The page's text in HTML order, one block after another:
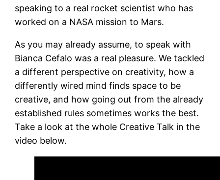
speaking to a real rocket scientist who has
worked on a NASA mission to Mars.
As you may already assume, to speak with
Bianca Cefalo was a real pleasure. We tackled
a different perspective on creativity, how a
differently wired mind finds space to be
creative, and how going out from the already
established rules sometimes works the best.
Take a look at the whole Creative Talk in the
video below.